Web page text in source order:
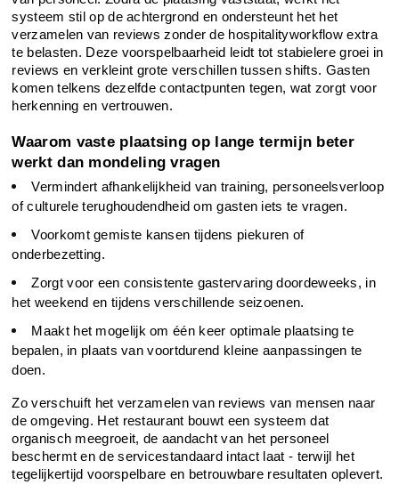
systeem stil op de achtergrond en ondersteunt het het
verzamelen van reviews zonder de hospitalityworkflow extra
te belasten. Deze voorspelbaarheid leidt tot stabielere groei in
reviews en verkleint grote verschillen tussen shifts. Gasten
komen telkens dezelfde contactpunten tegen, wat zorgt voor
herkenning en vertrouwen.
Waarom vaste plaatsing op lange termijn beter
werkt dan mondeling vragen
Vermindert afhankelijkheid van training, personeelsverloop
of culturele terughoudendheid om gasten iets te vragen.
Voorkomt gemiste kansen tijdens piekuren of
onderbezetting.
Zorgt voor een consistente gastervaring doordeweeks, in
het weekend en tijdens verschillende seizoenen.
Maakt het mogelijk om één keer optimale plaatsing te
bepalen, in plaats van voortdurend kleine aanpassingen te
doen.
Zo verschuift het verzamelen van reviews van mensen naar
de omgeving. Het restaurant bouwt een systeem dat
organisch meegroeit, de aandacht van het personeel
beschermt en de servicestandaard intact laat - terwijl het
tegelijkertijd voorspelbare en betrouwbare resultaten oplevert.